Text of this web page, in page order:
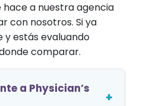
hace a nuestra agencia
con nosotros. Si ya
y estás evaluando
comparar.
a Physician’s
+